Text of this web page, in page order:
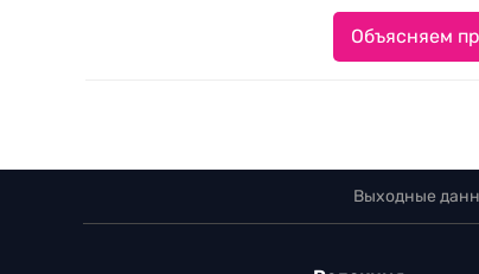
Объясняем
Выходные